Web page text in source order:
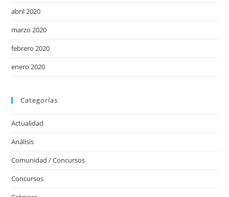
abril 2020
marzo 2020
febrero 2020
enero 2020
Categorías
Actualidad
Análisis
Comunidad / Concursos
Concursos